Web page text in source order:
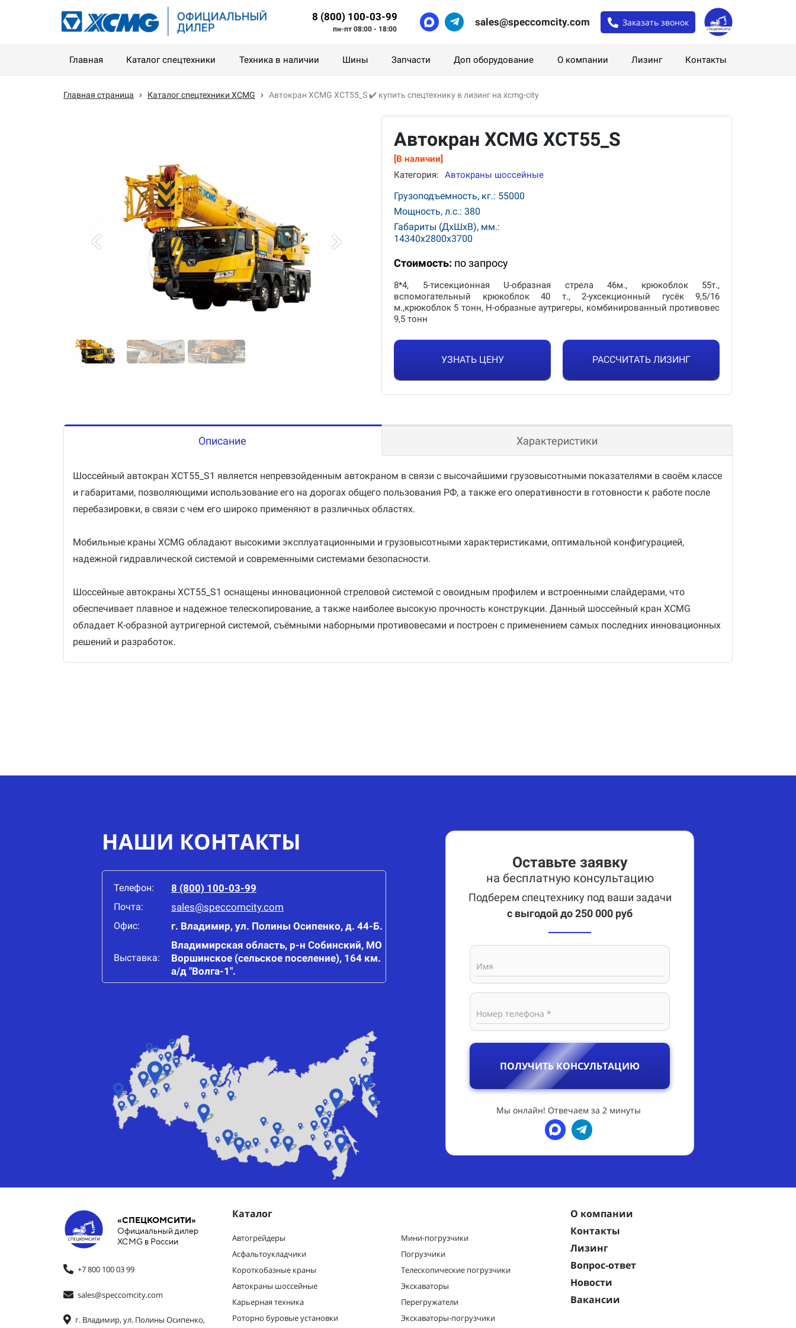
8 (800) 100-03-99
пн-пт 08:00 - 18:00
sales@speccomcity.com Заказать звонок
Главная Каталог спецтехники Техника в наличии Шины Запчасти Доп оборудование О компании Лизинг Контакты
Главная страница › Каталог спецтехники XCMG › Автокран XCMG XCT55_S ✔️ купить спецтехнику в лизинг на xcmg-city
Автокран XCMG XCT55_S
[В наличии]
Категория:
Автокраны шоссейные
Грузоподъемность, кг.: 55000
Мощность, л.с.: 380
Габариты (ДхШхВ), мм.:
14340x2800x3700
Стоимость: по запросу
8*4, 5-тисекционная U-образная стрела 46м., крюкоблок 55т.,
вспомогательный крюкоблок 40 т., 2-ухсекционный гусёк 9,5/16
м.,крюкоблок 5 тонн, H-образные аутригеры, комбинированный противовес
9,5 тонн
УЗНАТЬ ЦЕНУ РАССЧИТАТЬ ЛИЗИНГ
Описание Характеристики
Шоссейный автокран XCT55_S1 является непревзойденным автокраном в связи с высочайшими грузовысотными показателями в своём классе
и габаритами, позволяющими использование его на дорогах общего пользования РФ, а также его оперативности в готовности к работе после
перебазировки, в связи с чем его широко применяют в различных областях.
Мобильные краны XCMG обладают высокими эксплуатационными и грузовысотными характеристиками, оптимальной конфигурацией,
надежной гидравлической системой и современными системами безопасности.
Шоссейные автокраны XCT55_S1 оснащены инновационной стреловой системой с овоидным профилем и встроенными слайдерами, что
обеспечивает плавное и надежное телескопирование, а также наиболее высокую прочность конструкции. Данный шоссейный кран XCMG
обладает К-образной аутригерной системой, съёмными наборными противовесами и построен с применением самых последних инновационных
решений и разработок.
НАШИ КОНТАКТЫ
Оставьте заявку
на бесплатную консультацию
Подберем спецтехнику под ваши задачи
с выгодой до 250 000 руб
Имя
Номер телефона *
ПОЛУЧИТЬ КОНСУЛЬТАЦИЮ
Мы онлайн! Отвечаем за 2 минуты
Телефон: 8 (800) 100-03-99
Почта: sales@speccomcity.com
Офис: г. Владимир, ул. Полины Осипенко, д. 44-Б.
Выставка:
Владимирская область, р-н Собинский, МО
Воршинское (сельское поселение), 164 км.
а/д "Волга-1".
«СПЕЦКОМСИТИ»
Официальный дилер
XCMG в России
+7 800 100 03 99
sales@speccomcity.com
г. Владимир, ул. Полины Осипенко,
Каталог
Автогрейдеры
Асфальтоукладчики
Короткобазные краны
Автокраны шоссейные
Карьерная техника
Роторно буровые установки
Мини-погрузчики
Погрузчики
Телескопические погрузчики
Экскаваторы
Перегружатели
Экскаваторы-погрузчики
О компании
Контакты
Лизинг
Вопрос-ответ
Новости
Вакансии